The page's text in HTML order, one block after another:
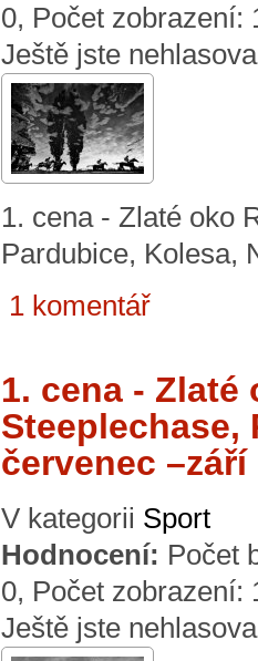
0, Počet zobrazení:
Ještě jste
1. cena - Zlaté oko
Pardubice, Kolesa,
1 komentář
1. cena - Zlaté
Steeplechase,
červenec –září
V kategorii Sport
Hodnocení: Počet
0, Počet zobrazení:
Ještě jste